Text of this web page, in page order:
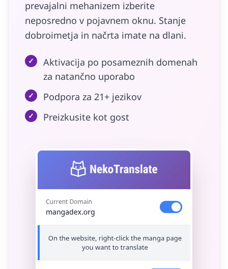
prevajalni mehanizem izberite
neposredno v pojavnem oknu. Stanje
dobroimetja in načrta imate na dlani.
✓
Aktivacija po posameznih domenah
za natančno uporabo
✓ Podpora za 21+ jezikov
✓ Preizkusite kot gost